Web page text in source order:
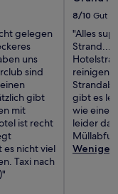
gelegen
uns
sind
gibt
mit
ist recht
es nicht viel
Taxi nach
8/10 Gut
"Alles
gibt es
wie eine
leider
Weniger